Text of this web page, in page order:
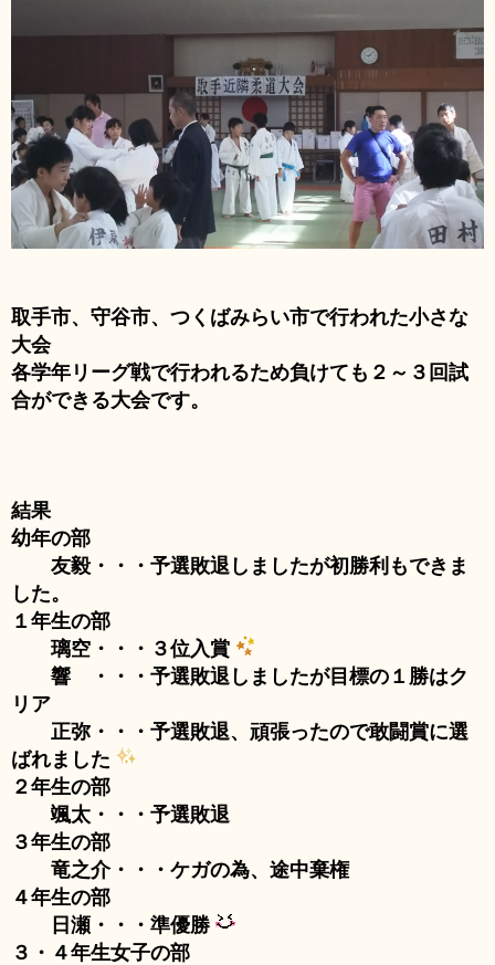
取手市、守谷市、つくばみらい市で行われた小さな
大会
各学年リーグ戦で行われるため負けても２～３回試
合ができる大会です。
結果
幼年の部
友毅・・・予選敗退しましたが初勝利もできま
した。
１年生の部
璃空・・・３位入賞
響 ・・・予選敗退しましたが目標の１勝はク
リア
正弥・・・予選敗退、頑張ったので敢闘賞に選
ばれました
２年生の部
颯太・・・予選敗退
３年生の部
竜之介・・・ケガの為、途中棄権
４年生の部
日瀬・・・準優勝
３・４年生女子の部